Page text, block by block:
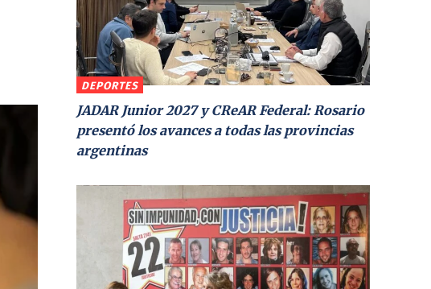
DEPORTES
JADAR Junior 2027 y CReAR Federal: Rosario
presentó los avances a todas las provincias
argentinas